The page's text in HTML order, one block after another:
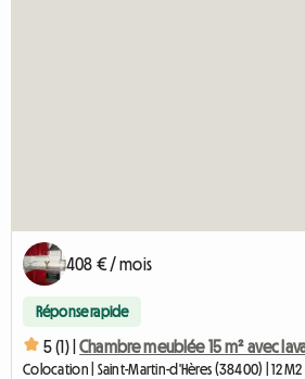
408 € / mois
Réponse rapide
5 (1) |
Colocation | Saint-Martin-d'Hères (38400) | 12 M2